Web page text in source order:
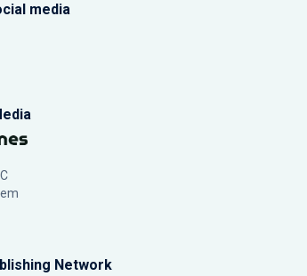
media
Network